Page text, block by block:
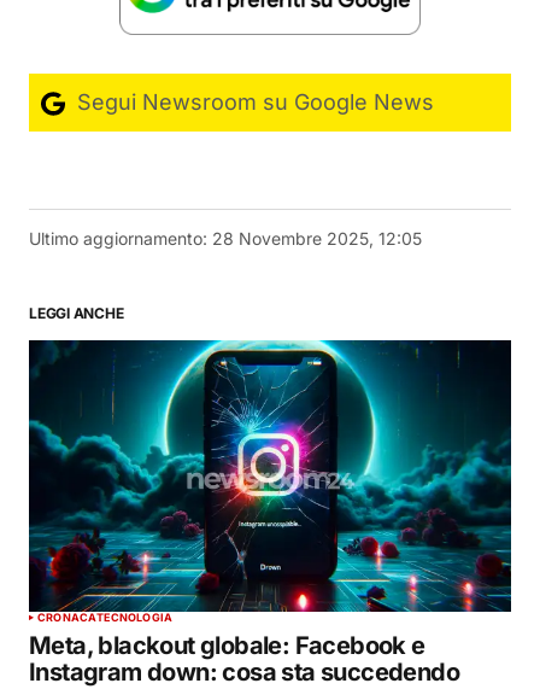
Segui Newsroom su Google News
Ultimo aggiornamento: 28 Novembre 2025, 12:05
LEGGI ANCHE
CRONACATECNOLOGIA
Meta, blackout globale: Facebook e
Instagram down: cosa sta succedendo